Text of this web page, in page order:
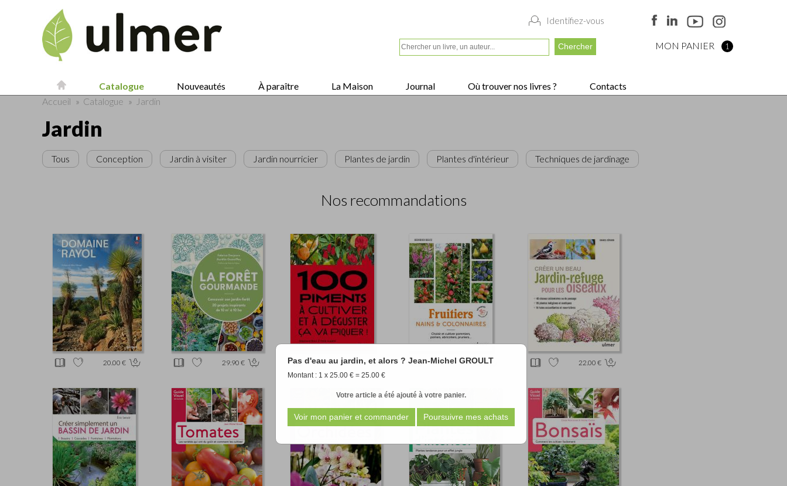
Pas d'eau au jardin, et alors ? Jean-Michel GROULT
Montant : 1 x 25.00 € = 25.00 €
Votre article a été ajouté à votre panier.
Identifiez-vous
MON PANIER 1
Catalogue Nouveautés À paraître La Maison Journal Où trouver nos livres ?
Contacts
Accueil » Catalogue » Jardin
Jardin
Tous Conception Jardin à visiter Jardin nourricier Plantes de jardin Plantes d'intérieur Techniques de jardinage
Nos recommandations
20.00 € 29.90 € 22.90 € 15.90 € 22.00 €